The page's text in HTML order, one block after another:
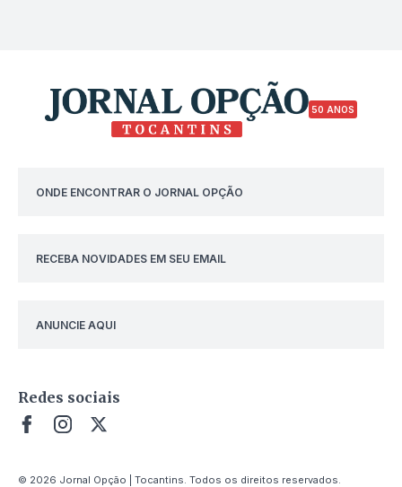
50 ANOS
ONDE ENCONTRAR O JORNAL OPÇÃO
RECEBA NOVIDADES EM SEU EMAIL
ANUNCIE AQUI
Redes sociais
© 2026 Jornal Opção | Tocantins. Todos os direitos reservados.